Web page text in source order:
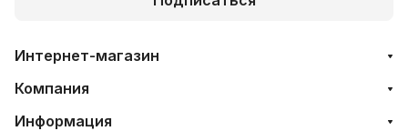
Интернет-магазин
Компания
Информация